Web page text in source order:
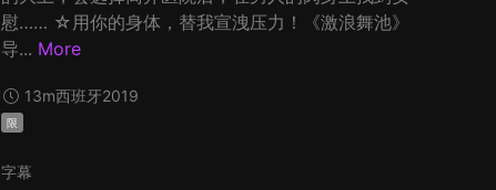
慰…… ☆用你的身体，替我宣洩压力！《激浪舞池》
导... More
13m西班牙2019
限
字幕